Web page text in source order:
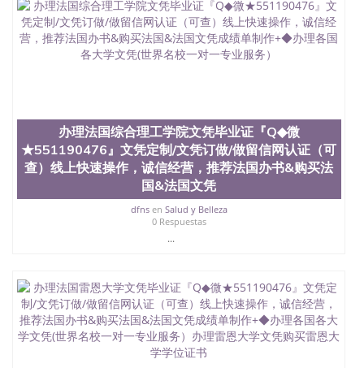
University）圣何塞州立大学成绩单（San Jose State
University）圣何塞州立大学成绩单（ San Jose State
University）圣何塞州立大学成绩单（San Jose State
University）成绩单圣何塞州立大学文凭（San Jose
University）圣何塞州立大学（San Jose State
University）圣何塞州立大学文凭（San Jose State
University）圣何塞州立大学文凭（San Jose State
University）文凭圣何塞州立大学文凭（San Jose
State University）圣何塞州立大学学历（ San Jose
State University）圣何塞州立大学学历（San Jose
State University）圣何塞州立大学学历（San Jose
State University）圣 塞州立大学学历（San Jose
State University）圣何塞州立大学（San Jose State
University）圣何塞州立大学（San Jose State
University）圣何塞州立大学学位证（San Jose State
University）圣何塞州立大学学位证（San Jose State
University）圣何塞州立大学学位证（San Jose State
University）圣何塞州立大学（San Jose State
办理法国综合理工学院文凭毕业证『Q◆微
★551190476』文凭定制/文凭订做/做留信网认证（可
查）线上快速操作，诚信经营，推荐法国办书&购买法
国&法国文凭
dfnsen Salud y Belleza
0 Respuestas
...